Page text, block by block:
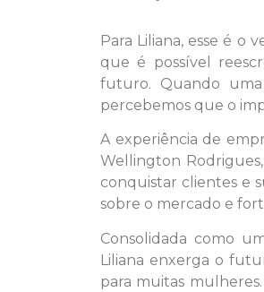
Para Liliana, esse é o
que é possível
futuro. Quando
percebemos que o
A experiência de
Wellington
conquistar clientes e
sobre o mercado e
Consolidada como
Liliana enxerga o
para muitas